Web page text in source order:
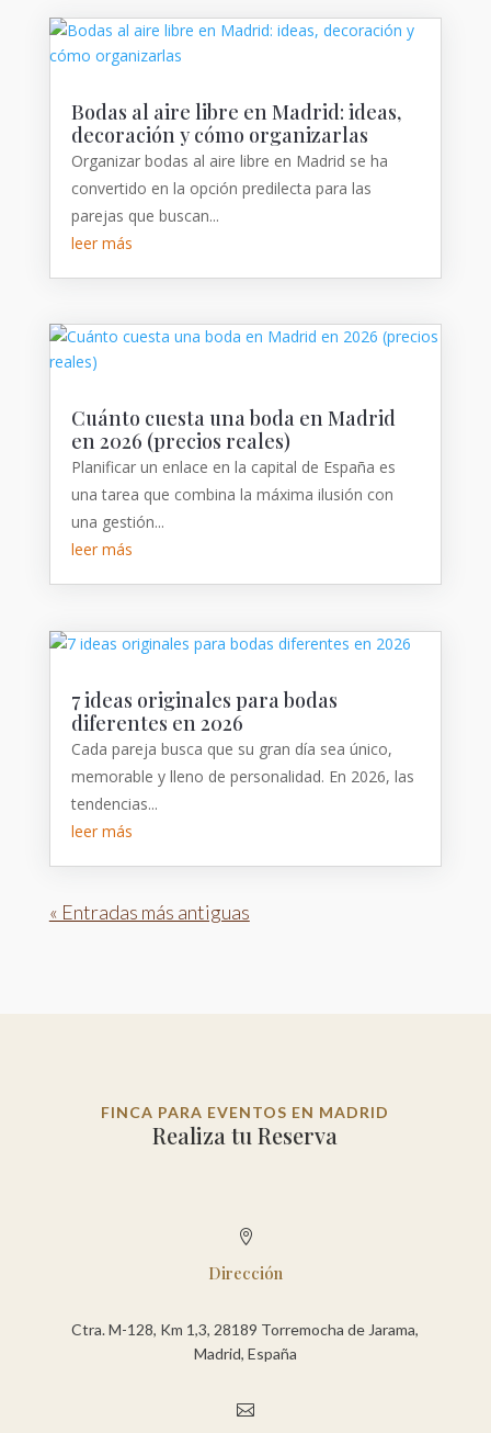
Bodas al aire libre en Madrid: ideas,
decoración y cómo organizarlas
Organizar bodas al aire libre en Madrid se ha
convertido en la opción predilecta para las
parejas que buscan...
leer más
Cuánto cuesta una boda en Madrid
en 2026 (precios reales)
Planificar un enlace en la capital de España es
una tarea que combina la máxima ilusión con
una gestión...
leer más
7 ideas originales para bodas
diferentes en 2026
Cada pareja busca que su gran día sea único,
memorable y lleno de personalidad. En 2026, las
tendencias...
leer más
« Entradas más antiguas
FINCA PARA EVENTOS EN MADRID
Realiza tu Reserva

Dirección
Ctra. M-128, Km 1,3, 28189 Torremocha de Jarama,
Madrid, España
